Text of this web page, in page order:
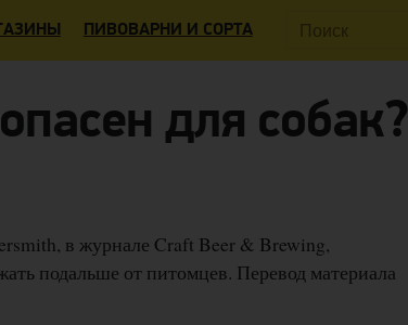
Поиск:
ПИВОВАРНИ И СОРТА
для собак?
в журнале Craft Beer & Brewing,
подальше от питомцев. Перевод материала